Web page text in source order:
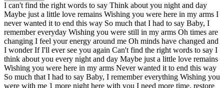
I can't find the right words to say Think about you night and day
Maybe just a little love remains Wishing you were here in my arms I
never wanted it to end this way So much that I had to say Baby, I
remember everyday Wishing you were still in my arms Oh times are
changing I feel your energy around me Oh minds have changed and
I wonder If I'll ever see you again Can't find the right words to say I
think about you every night and day Maybe just a little love remains
Wishing you were here in my arms Never wanted it to end this way
So much that I had to say Baby, I remember everything Wishing you
were with me 1 more night here with you I need more time, restore